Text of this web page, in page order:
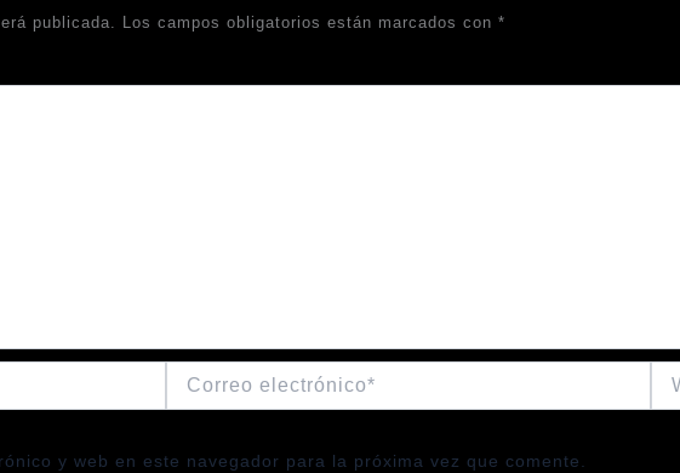
publicada. Los campos obligatorios están marcados con *
electrónico*
y web en este navegador para la próxima vez que comente.